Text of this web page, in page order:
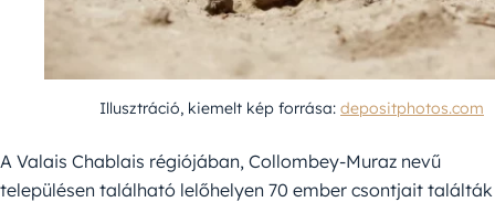
Illusztráció, kiemelt kép forrása: depositphotos.com
A Valais Chablais régiójában, Collombey-Muraz nevű
településen található lelőhelyen 70 ember csontjait találták